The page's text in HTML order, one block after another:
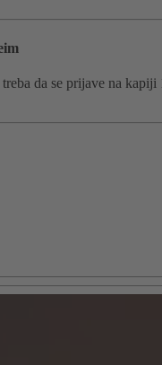
da se prijave na